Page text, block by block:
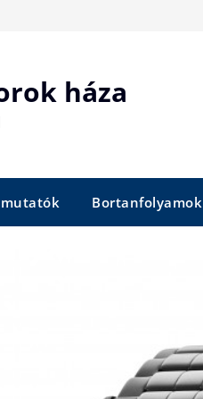
háza
Bortanfolyamok